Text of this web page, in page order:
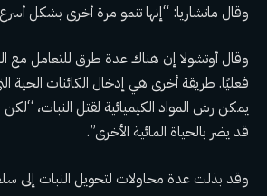
وقال ماتشاريا: “إنها تنمو مرة أخرى بشكل أسرع
وقال أوتشولا إن هناك عدة طرق للتعامل مع
فعليًا. طريقة أخرى هي إدخال الكائنات الحية
يمكن رش المواد الكيميائية لقتل النبات،
قد يضر بالحياة المائية الأخرى”.
وقد بذلت عدة محاولات لتحويل النبات إلى